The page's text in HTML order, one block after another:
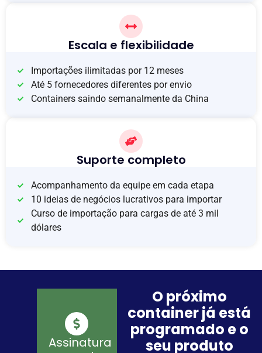
Escala e flexibilidade
Importações ilimitadas por 12 meses
Até 5 fornecedores diferentes por envio
Containers saindo semanalmente da China
Suporte completo
Acompanhamento da equipe em cada etapa
10 ideias de negócios lucrativos para importar
Curso de importação para cargas de até 3 mil
dólares
O próximo
container já está
programado e o
seu produto
Assinatura